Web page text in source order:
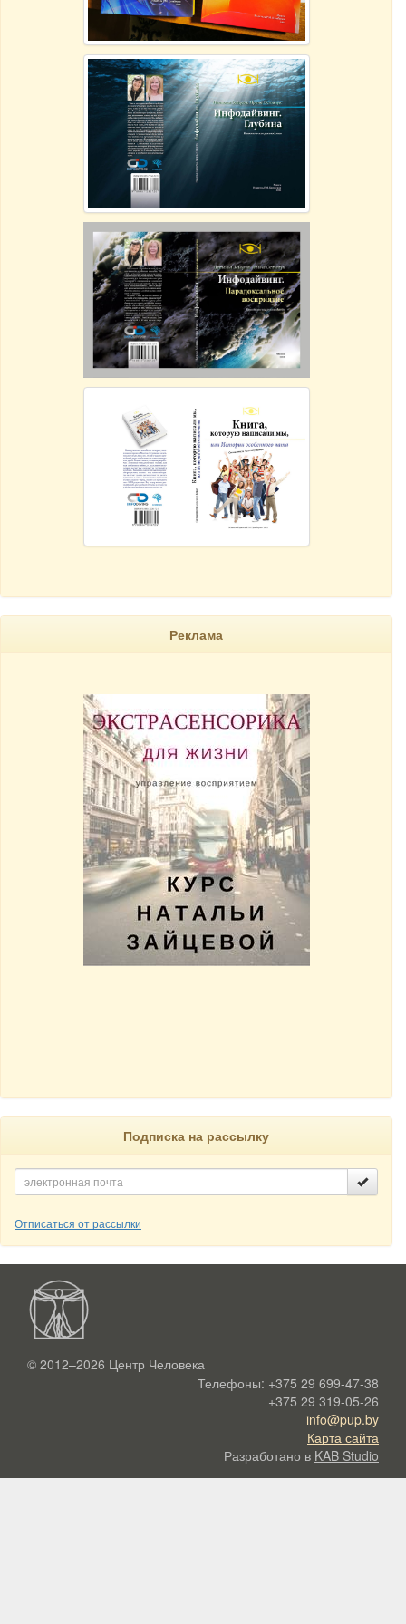
Реклама
Подписка на рассылку
Отписаться от рассылки
© 2012–2026 Центр Человека
Телефоны: +375 29 699-47-38
+375 29 319-05-26
info@pup.by
Карта сайта
Разработано в KAB Studio